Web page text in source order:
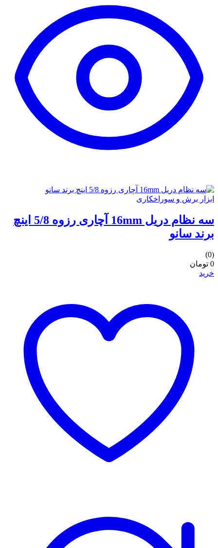
ابزار برش و سوراخکاری
سه نظام دریل 16mm آچاری رزوه 5/8 اینچ
برند سانو
(0)
0 تومان
خرید